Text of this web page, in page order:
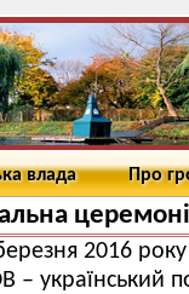
влада Про
2016
– український